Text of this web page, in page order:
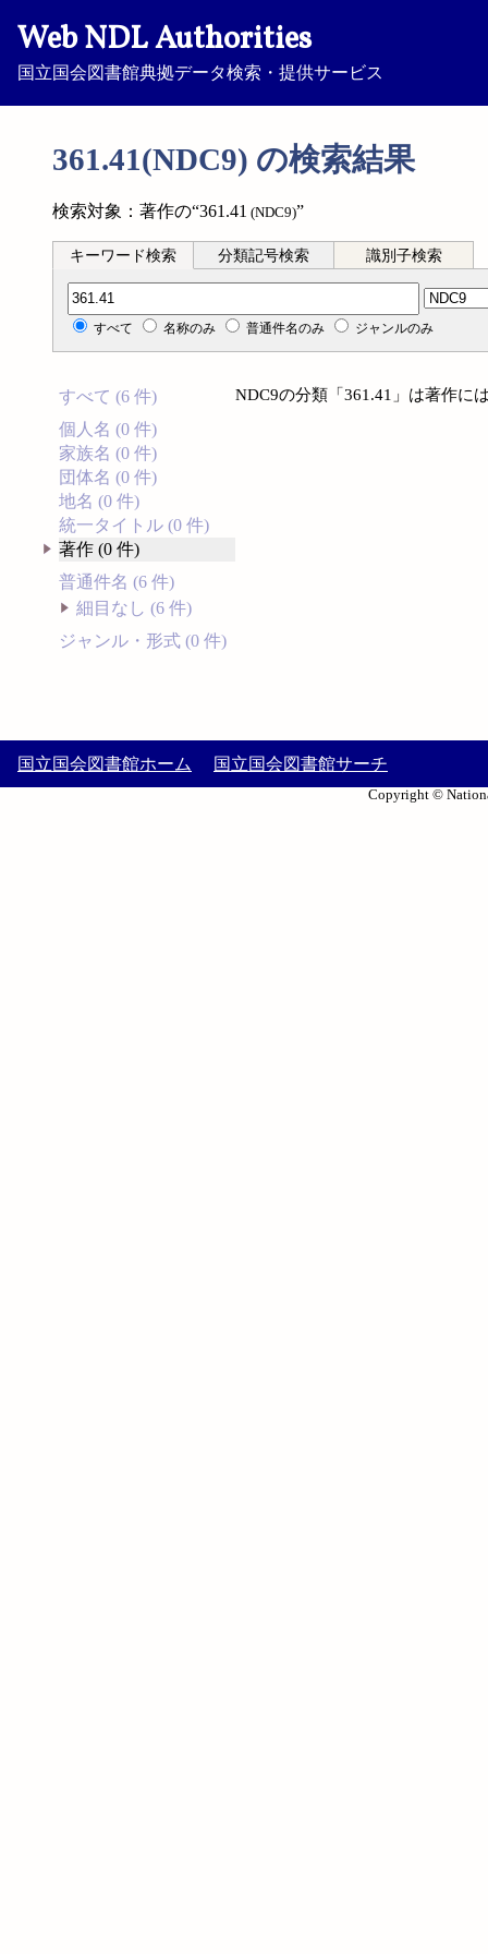
Web NDL Authorities
国立国会図書館典拠データ検索・提供サービス
361.41(NDC9) の検索結果
検索対象：著作の“361.41 (NDC9)”
キーワード検索 分類記号検索 識別子検索
分類記号検索
すべて 名称のみ 普通件名のみ ジャンルのみ
すべて (6 件)
個人名 (0 件)
家族名 (0 件)
団体名 (0 件)
地名 (0 件)
統一タイトル (0 件)
著作 (0 件)
普通件名 (6 件)
細目なし (6 件)
ジャンル・形式 (0 件)
NDC9の分類「361.41」は著作に
国立国会図書館ホーム 国立国会図書館サーチ
Copyright ©